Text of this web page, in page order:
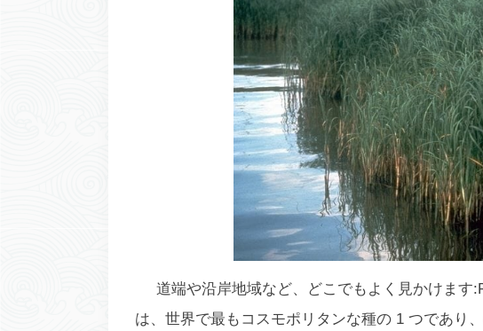
道端や沿岸地域など、どこでもよく見かけます:
は、世界で最もコスモポリタンな種の 1 つであり